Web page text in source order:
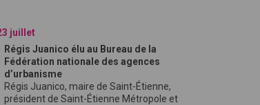
juillet
Régis Juanico élu au Bureau de la
Fédération nationale des agences
d’urbanisme
Régis Juanico, maire de Saint-Étienne,
président de Saint-Étienne Métropole et